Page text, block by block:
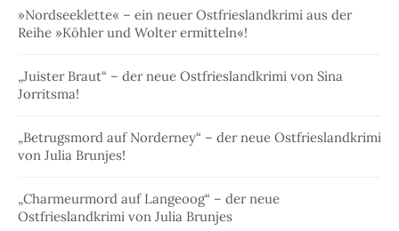
»Nordseeklette« – ein neuer Ostfrieslandkrimi aus der
Reihe »Köhler und Wolter ermitteln«!
„Juister Braut“ – der neue Ostfrieslandkrimi von Sina
Jorritsma!
„Betrugsmord auf Norderney“ – der neue Ostfrieslandkrimi
von Julia Brunjes!
„Charmeurmord auf Langeoog“ – der neue
Ostfrieslandkrimi von Julia Brunjes